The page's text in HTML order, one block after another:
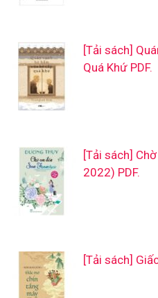
[Tải sách]
Quá Khứ PDF.
[Tải sách]
2022) PDF.
[Tải sách]